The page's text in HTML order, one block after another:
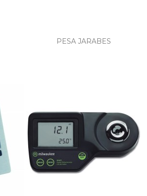
PESA JARABES